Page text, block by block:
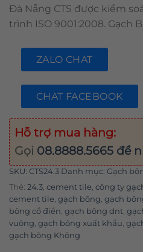
Đà Nẵng CTS được kiểm
trình ISO 9001:2008. Gạch
ZALO CHAT
CHAT FACEBOOK
Hỗ trợ mua hàng:
Gọi 08.8888.5665 để
SKU: CTS24.3 Danh mục: Gạch
Thẻ: 24.3 cement tile công ty
cement tile gạch bông gạch
bông cổ điển gạch bông dnt
vuông gạch bông xuất khẩu
gạch bông Không